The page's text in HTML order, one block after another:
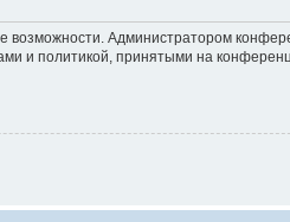
возможности. Администратором
и политикой, принятыми на